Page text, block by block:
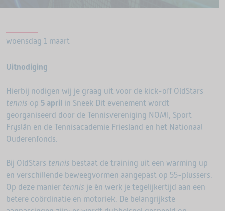
woensdag 1 maart
Uitnodiging
Hierbij nodigen wij je graag uit voor de kick-off OldStars
tennis op 5 april in Sneek Dit evenement wordt
georganiseerd door de Tennisvereniging NOMI, Sport
Fryslân en de Tennisacademie Friesland en het Nationaal
Ouderenfonds.
Bij OldStars tennis bestaat de training uit een warming up
en verschillende beweegvormen aangepast op 55-plussers.
Op deze manier tennis je én werk je tegelijkertijd aan een
betere coördinatie en motoriek. De belangrijkste